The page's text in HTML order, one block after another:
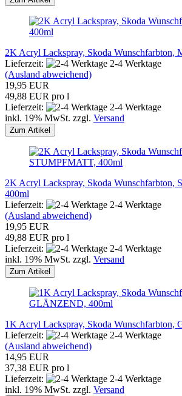
2K Acryl Lackspray, Skoda Wunschfarbton,
Lieferzeit:
2-4 Werktage
(Ausland abweichend)
19,95 EUR
49,88 EUR pro l
Lieferzeit:
2-4 Werktage
inkl. 19% MwSt. zzgl. Versand
Zum Artikel
2K Acryl Lackspray, Skoda Wunschfarbton,
400ml
Lieferzeit:
2-4 Werktage
(Ausland abweichend)
19,95 EUR
49,88 EUR pro l
Lieferzeit:
2-4 Werktage
inkl. 19% MwSt. zzgl. Versand
Zum Artikel
1K Acryl Lackspray, Skoda
Lieferzeit:
2-4 Werktage
(Ausland abweichend)
14,95 EUR
37,38 EUR pro l
Lieferzeit:
2-4 Werktage
inkl. 19% MwSt. zzgl. Versand